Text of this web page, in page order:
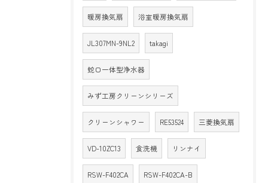
暖房換気扇 浴室暖房換気扇
JL307MN-9NL2 takagi
蛇口一体型浄水器
みず工房クリーンシリーズ
クリーンシャワー RE53524 三菱換気扇
VD-10ZC13 食洗機 リンナイ
RSW-F402CA RSW-F402CA-B